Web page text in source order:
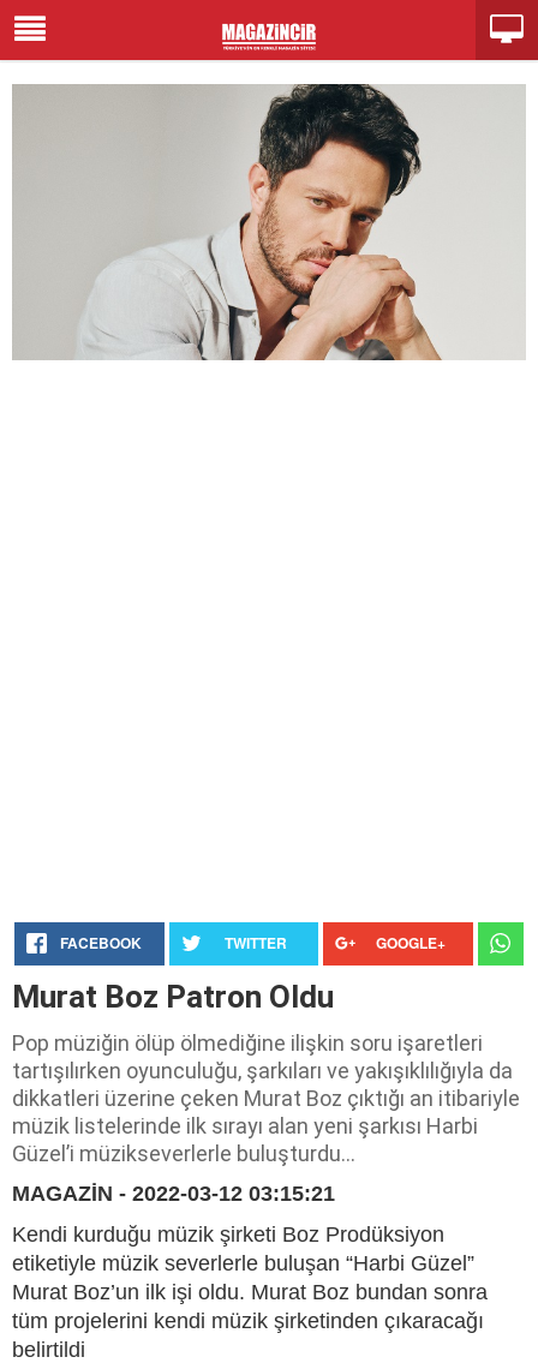
FACEBOOK TWITTER GOOGLE+
Murat Boz Patron Oldu
Pop müziğin ölüp ölmediğine ilişkin soru işaretleri
tartışılırken oyunculuğu, şarkıları ve yakışıklılığıyla da
dikkatleri üzerine çeken Murat Boz çıktığı an itibariyle
müzik listelerinde ilk sırayı alan yeni şarkısı Harbi
Güzel’i müzikseverlerle buluşturdu...
MAGAZİN - 2022-03-12 03:15:21
Kendi kurduğu müzik şirketi Boz Prodüksiyon
etiketiyle müzik severlerle buluşan “Harbi Güzel”
Murat Boz’un ilk işi oldu. Murat Boz bundan sonra
tüm projelerini kendi müzik şirketinden çıkaracağı
belirtildi